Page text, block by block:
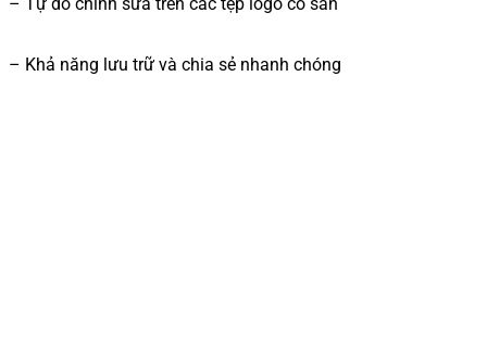
– Khả năng lưu trữ và chia sẻ nhanh chóng